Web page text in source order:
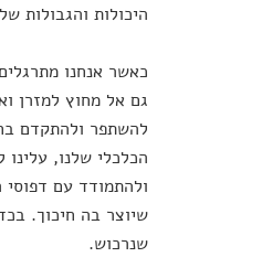
היכולות והגבולות
כאשר אנחנו
גם אל מחוץ למזרן
להשתפר ולהתקדם
הכלכלי שלנו,
ולהתמודד עם
שיוצר בה חיכוך.
שנרכוש.